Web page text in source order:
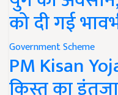
को दी गई
Government Scheme
PM Kisan